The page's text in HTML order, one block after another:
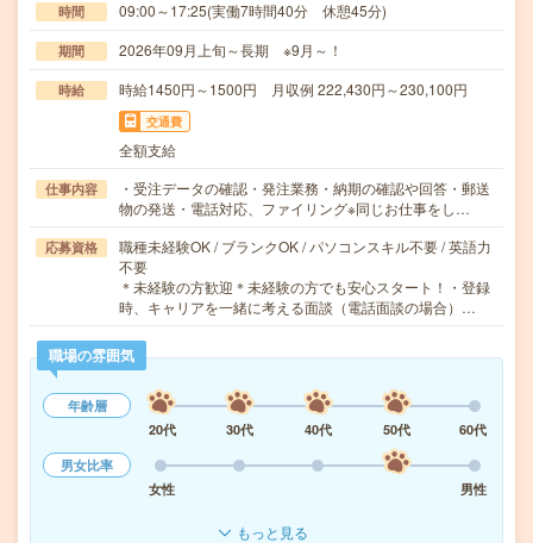
時間 09:00～17:25(実働7時間40分 休憩45分)
期間 2026年09月上旬～長期 ※9月～！
時給 時給1450円～1500円 月収例 222,430円～230,100円
交通費
全額支給
仕事内容
・受注データの確認・発注業務・納期の確認や回答・郵送
物の発送・電話対応、ファイリング※同じお仕事をし…
応募資格
職種未経験OK / ブランクOK / パソコンスキル不要 / 英語力
不要
＊未経験の方歓迎＊未経験の方でも安心スタート！・登録
時、キャリアを一緒に考える面談（電話面談の場合）…
職場の雰囲気
年齢層
20代
30代 40代 50代
60代
男女比率
女性
男性
もっと見る